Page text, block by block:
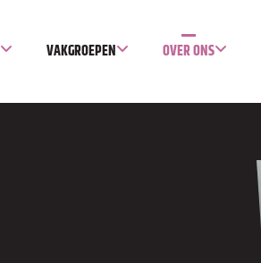
VAKGROEPEN OVER ONS